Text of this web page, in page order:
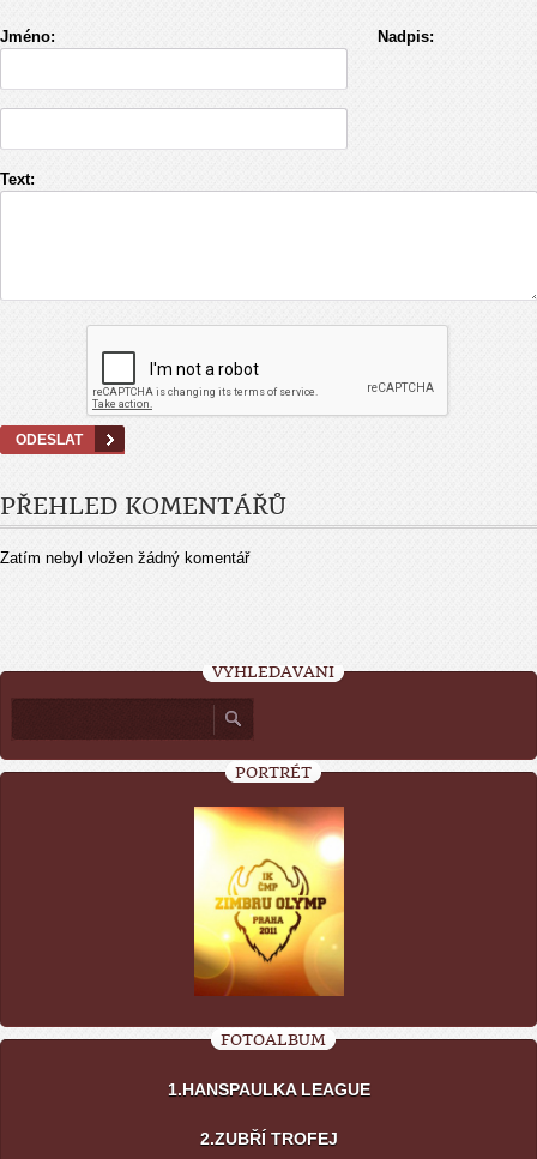
Jméno: Nadpis:
Text:
PŘEHLED KOMENTÁŘŮ
Zatím nebyl vložen žádný komentář
VYHLEDÁVÁNÍ
PORTRÉT
FOTOALBUM
1.HANSPAULKA LEAGUE
2.ZUBŘÍ TROFEJ